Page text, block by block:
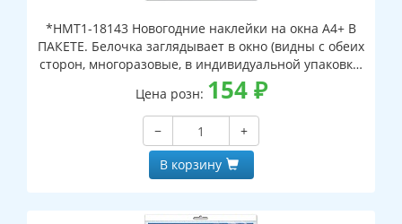
*НМТ1-18143 Новогодние наклейки на окна А4+ В
ПАКЕТЕ. Белочка заглядывает в окно (видны с обеих
сторон, многоразовые, в индивидуальной упаковке,
с европодвесом и клеевым клапаном)
Цена розн: 154₽
−
+
В корзину